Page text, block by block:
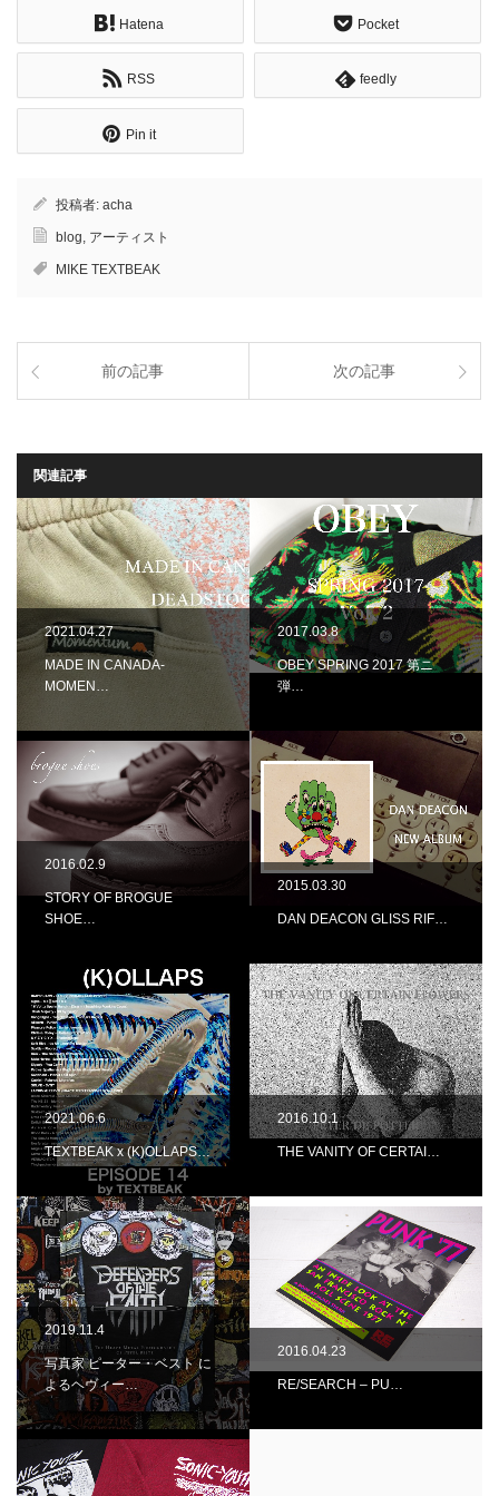
Hatena Pocket
RSS feedly
Pin it
投稿者: acha
blog, アーティスト
MIKE TEXTBEAK
前の記事 次の記事
関連記事
2021.04.27
MADE IN CANADA-
MOMEN…
2017.03.8
OBEY SPRING 2017 第ニ
弾…
2016.02.9
STORY OF BROGUE
SHOE…
2015.03.30
DAN DEACON GLISS RIF…
2021.06.6
TEXTBEAK x (K)OLLAPS…
2016.10.1
THE VANITY OF CERTAI…
2019.11.4
写真家 ピーター・ベスト に
よるヘヴィー…
2016.04.23
RE/SEARCH – PU…